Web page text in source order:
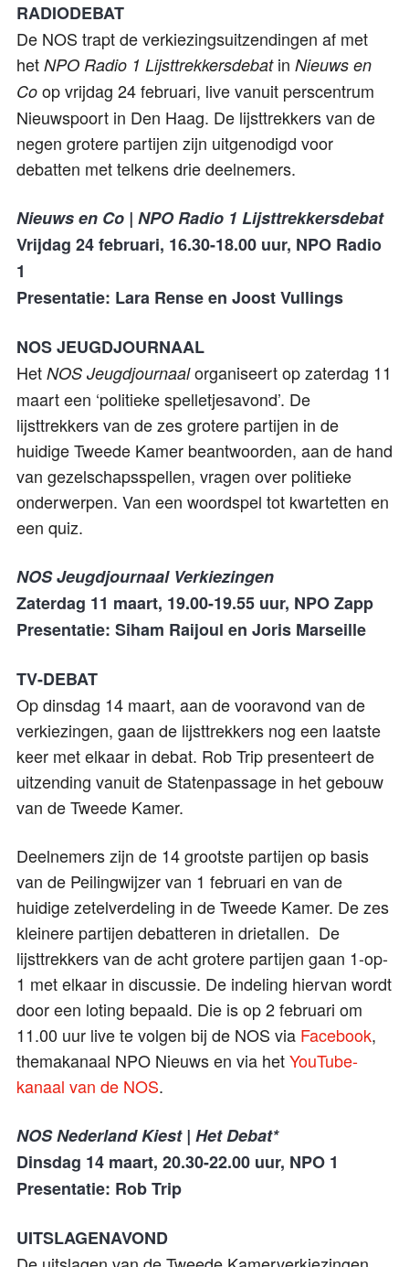
RADIODEBAT
De NOS trapt de verkiezingsuitzendingen af met
het NPO Radio 1 Lijsttrekkersdebatin Nieuws en
Co op vrijdag 24 februari, live vanuit perscentrum
Nieuwspoort in Den Haag. De lijsttrekkers van de
negen grotere partijen zijn uitgenodigd voor
debatten met telkens drie deelnemers.
Nieuws en Co | NPO Radio 1 Lijsttrekkersdebat
Vrijdag 24 februari, 16.30-18.00 uur, NPO Radio
1
Presentatie: Lara Rense en Joost Vullings
NOS JEUGDJOURNAAL
Het NOS Jeugdjournaalorganiseert op zaterdag 11
maart een ‘politieke spelletjesavond’. De
lijsttrekkers van de zes grotere partijen in de
huidige Tweede Kamer beantwoorden, aan de hand
van gezelschapsspellen, vragen over politieke
onderwerpen. Van een woordspel tot kwartetten en
een quiz.
NOS Jeugdjournaal Verkiezingen
Zaterdag 11 maart, 19.00-19.55 uur, NPO Zapp
Presentatie: Siham Raijoul en Joris Marseille
TV-DEBAT
Op dinsdag 14 maart, aan de vooravond van de
verkiezingen, gaan de lijsttrekkers nog een laatste
keer met elkaar in debat. Rob Trip presenteert de
uitzending vanuit de Statenpassage in het gebouw
van de Tweede Kamer.
Deelnemers zijn de 14 grootste partijen op basis
van de Peilingwijzer van 1 februari en van de
huidige zetelverdeling in de Tweede Kamer. De zes
kleinere partijen debatteren in drietallen. De
lijsttrekkers van de acht grotere partijen gaan 1-op-
1 met elkaar in discussie. De indeling hiervan wordt
door een loting bepaald. Die is op 2 februari om
11.00 uur live te volgen bij de NOS via Facebook,
themakanaal NPO Nieuws en via hetYouTube-
kanaal van de NOS.
NOS Nederland Kiest | Het Debat*
Dinsdag 14 maart, 20.30-22.00 uur, NPO 1
Presentatie: Rob Trip
UITSLAGENAVOND